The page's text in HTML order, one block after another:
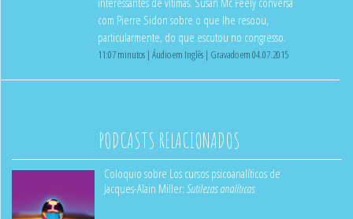
com Pierre Sidon sobre o que lhe resoou,
particularmente, do que escutou no congresso.
11:07 minutos | Áudio em Inglês | Gravado em 04.07.2015
PODCASTS RELACIONADOS
Coloquio sobre Los cursos psicoanalíticos de
Jacques-Alain Miller: Sutilezas analíticas